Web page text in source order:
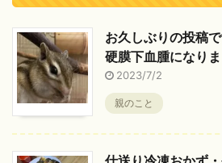
お久しぶりの投稿
硬膜下血腫になり
2023/7/2
親のこと